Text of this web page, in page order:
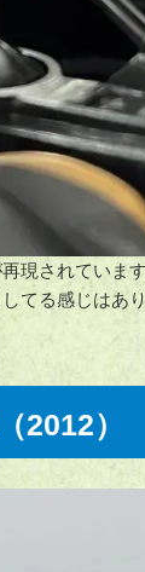
現されていま
てる感じはあ
2012）